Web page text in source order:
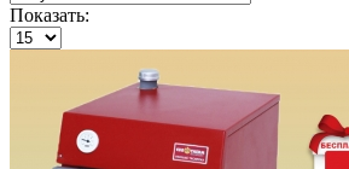
Показать: